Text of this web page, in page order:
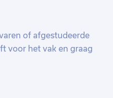
of afgestudeerde
voor het vak en graag
In de rol van